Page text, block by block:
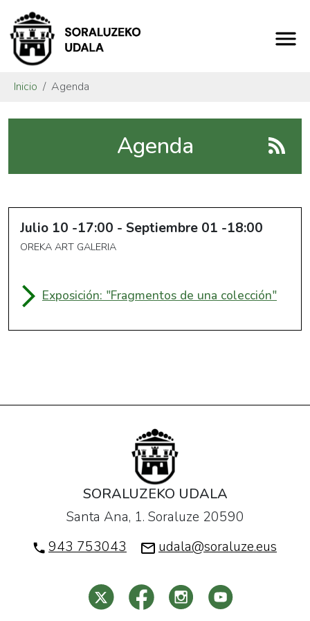
Inicio Agenda
Agenda
Julio 10 17:00 - Septiembre 01 18:00
OREKA ART GALERIA
Exposición: "Fragmentos de una colección"
SORALUZEKO UDALA
Santa Ana, 1. Soraluze 20590
943 753043
udala@soraluze.eus